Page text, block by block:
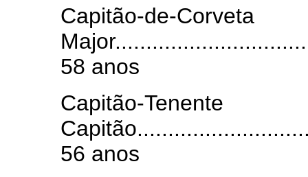
Capitão-
58 anos
56 anos